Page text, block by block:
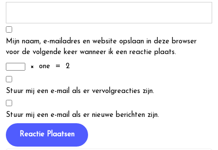
Mijn naam, e-mailadres en website opslaan in deze browser
voor de volgende keer wanneer ik een reactie plaats.
×
one = 2
Stuur mij een e-mail als er vervolgreacties zijn.
Stuur mij een e-mail als er nieuwe berichten zijn.